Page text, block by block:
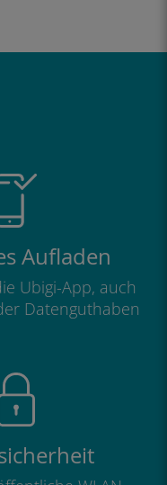
Aufladen
Ubigi-App, auch
Datenguthaben